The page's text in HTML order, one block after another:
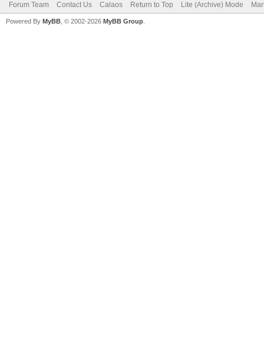
Forum Team Contact Us Calaos Return to Top Lite (Archive) Mode
Powered By MyBB , © 2002-2026 MyBB Group